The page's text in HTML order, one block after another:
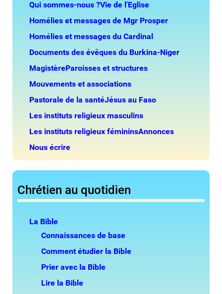
Qui sommes-nous ?Vie de l'Eglise
Homélies et messages de Mgr Prosper
Homélies et messages du Cardinal
Documents des évêques du Burkina-Niger
MagistèreParoisses et structures
Mouvements et associations
Pastorale de la santéJésus au Faso
Les instituts religieux masculins
Les instituts religieux fémininsAnnonces
Nous écrire
Chrétien au quotidien
La Bible
Connaissances de base
Comment étudier la Bible
Prier avec la Bible
Lire la Bible